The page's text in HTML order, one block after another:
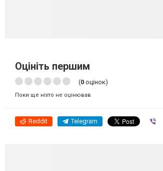
Оцініть першим
(0 оцінок)
Поки ще ніхто не оцінював
Reddit Telegram